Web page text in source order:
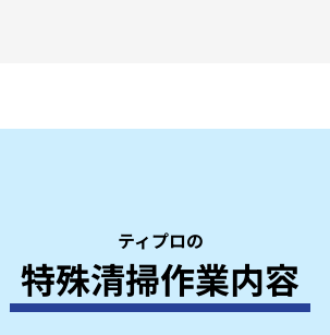
ティプロの
特殊清掃作業内容